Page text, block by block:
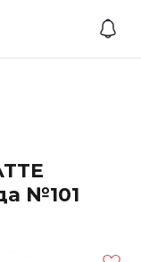
№101